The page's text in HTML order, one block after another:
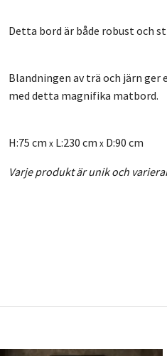
Detta bord är både robust och
Blandningen av trä och järn
med detta magnifika matbord.
H:75 cm x L:230 cm x D:90 cm
Varje produkt är unik och